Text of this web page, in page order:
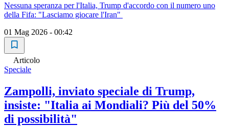
Nessuna speranza per l'Italia, Trump d'accordo con il numero uno
della Fifa: "Lasciamo giocare l'Iran"
01 Mag 2026 - 00:42
Articolo
Speciale
Zampolli, inviato speciale di Trump,
insiste: "Italia ai Mondiali? Più del 50%
di possibilità"